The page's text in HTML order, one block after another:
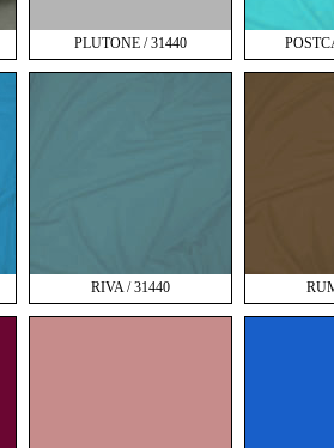
PLUTONE / 31440
RIVA / 31440